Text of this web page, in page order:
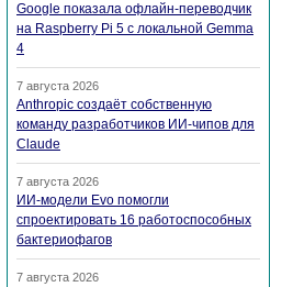
Google показала офлайн-переводчик
на Raspberry Pi 5 с локальной Gemma
4
7 августа 2026
Anthropic создаёт собственную
команду разработчиков ИИ-чипов для
Claude
7 августа 2026
ИИ-модели Evo помогли
спроектировать 16 работоспособных
бактериофагов
7 августа 2026